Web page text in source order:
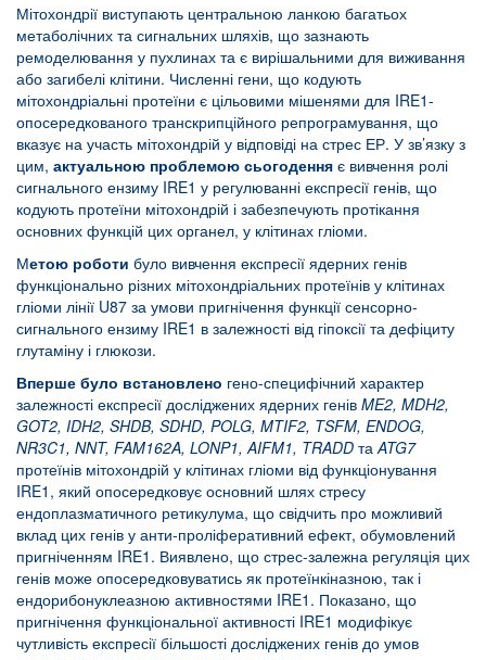
Мітохондрії виступають центральною ланкою багатьох
метаболічних та сигнальних шляхів, що зазнають
ремоделювання у пухлинах та є вирішальними для виживання
або загибелі клітини. Численні гени, що кодують
мітохондріальні протеїни є цільовими мішенями для IRE1-
опосередкованого транскрипційного репрограмування, що
вказує на участь мітохондрій у відповіді на стрес ЕР. У зв’язку з
цим, актуальною проблемою сьогодення є вивчення ролі
сигнального ензиму IRE1 у регулюванні експресії генів, що
кодують протеїни мітохондрій і забезпечують протікання
основних функцій цих органел, у клітинах гліоми.
Метою роботи було вивчення експресії ядерних генів
функціонально різних мітохондріальних протеїнів у клітинах
гліоми лінії U87 за умови пригнічення функції сенсорно-
сигнального ензиму IRE1 в залежності від гіпоксії та дефіциту
глутаміну і глюкози.
Вперше було встановлено гено-специфічний характер
залежності експресії досліджених ядерних генів ME2, MDH2,
GOT2, IDH2, SHDB, SDHD, POLG, MTIF2, TSFM, ENDOG,
NR3C1, NNT, FAM162A, LONP1, AIFM1, TRADD та ATG7
протеїнів мітохондрій у клітинах гліоми від функціонування
IRE1, який опосередковує основний шлях стресу
ендоплазматичного ретикулума, що свідчить про можливий
вклад цих генів у анти-проліферативний ефект, обумовлений
пригніченням IRE1. Виявлено, що стрес-залежна регуляція цих
генів може опосередковуватись як протеїнкіназною, так і
ендорибонуклеазною активностями IRE1. Показано, що
пригнічення функціональної активності IRE1 модифікує
чутливість експресії більшості досліджених генів до умов